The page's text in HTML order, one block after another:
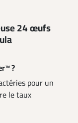
24 œufs
?
pour un
le taux